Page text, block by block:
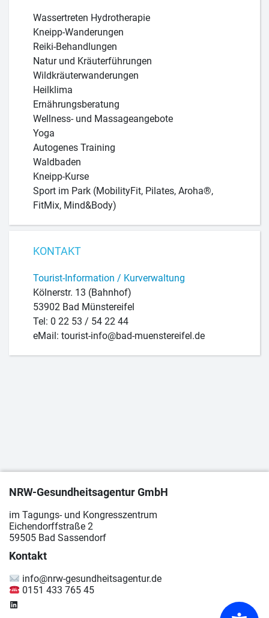
Wassertreten Hydrotherapie
Kneipp-Wanderungen
Reiki-Behandlungen
Natur und Kräuterführungen
Wildkräuterwanderungen
Heilklima
Ernährungsberatung
Wellness- und Massageangebote
Yoga
Autogenes Training
Waldbaden
Kneipp-Kurse
Sport im Park (MobilityFit, Pilates, Aroha®,
FitMix, Mind&Body)
KONTAKT
Tourist-Information / Kurverwaltung
Kölnerstr. 13 (Bahnhof)
53902 Bad Münstereifel
Tel: 0 22 53 / 54 22 44
eMail: tourist-info@bad-muenstereifel.de
NRW-Gesundheitsagentur GmbH
im Tagungs- und Kongresszentrum
Eichendorffstraße 2
59505 Bad Sassendorf
Kontakt
info@nrw-gesundheitsagentur.de
0151 433 765 45
LinkedIn